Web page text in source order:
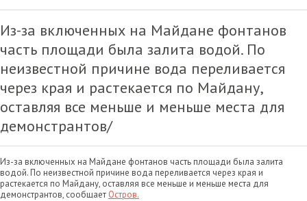
Из-за включенных на Майдане фонтанов
часть площади была залита водой. По
неизвестной причине вода переливается
через края и растекается по Майдану,
оставляя все меньше и меньше места для
демонстрантов/
Из-за включенных на Майдане фонтанов часть площади была залита
водой. По неизвестной причине вода переливается через края и
растекается по Майдану, оставляя все меньше и меньше места для
демонстрантов, сообщает Остров.